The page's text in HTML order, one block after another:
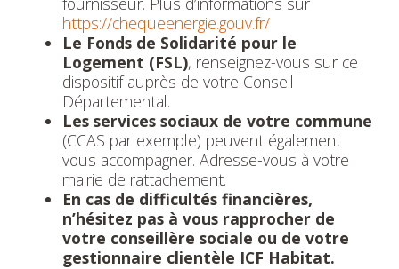
https://chequeenergie.gouv.fr/
Le Fonds de Solidarité pour le
Logement (FSL), renseignez-vous sur ce
dispositif auprès de votre Conseil
Départemental.
Les services sociaux de votre commune
(CCAS par exemple) peuvent également
vous accompagner. Adresse-vous à votre
mairie de rattachement.
En cas de difficultés financières,
n’hésitez pas à vous rapprocher de
votre conseillère sociale ou de votre
gestionnaire clientèle ICF Habitat.